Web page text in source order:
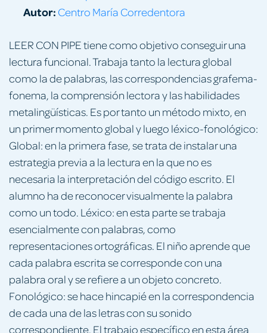
LEER CON PIPE tiene como objetivo conseguir una
lectura funcional. Trabaja tanto la lectura global
como la de palabras, las correspondencias grafema-
fonema, la comprensión lectora y las habilidades
metalingüísticas. Es por tanto un método mixto, en
un primer momento global y luego léxico-fonológico:
Global: en la primera fase, se trata de instalar una
estrategia previa a la lectura en la que no es
necesaria la interpretación del código escrito. El
alumno ha de reconocer visualmente la palabra
como un todo. Léxico: en esta parte se trabaja
esencialmente con palabras, como
representaciones ortográficas. El niño aprende que
cada palabra escrita se corresponde con una
palabra oral y se refiere a un objeto concreto.
Fonológico: se hace hincapié en la correspondencia
de cada una de las letras con su sonido
correspondiente. El trabajo específico en esta área
Autor: Centro María Corredentora